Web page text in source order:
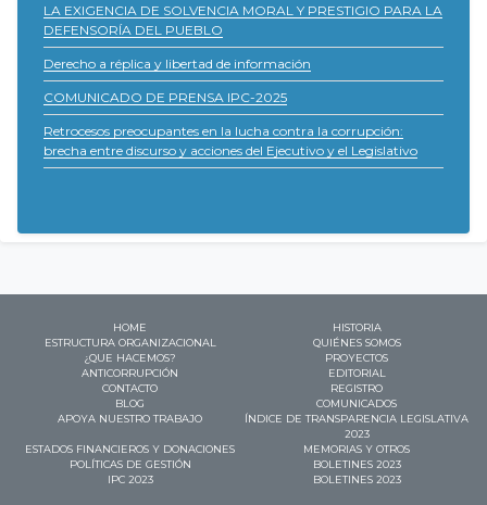
LA EXIGENCIA DE SOLVENCIA MORAL Y PRESTIGIO PARA LA
DEFENSORÍA DEL PUEBLO
Derecho a réplica y libertad de información
COMUNICADO DE PRENSA IPC-2025
Retrocesos preocupantes en la lucha contra la corrupción:
brecha entre discurso y acciones del Ejecutivo y el Legislativo
HOME
HISTORIA
ESTRUCTURA ORGANIZACIONAL
QUIÉNES SOMOS
¿QUE HACEMOS?
PROYECTOS
ANTICORRUPCIÓN
EDITORIAL
CONTACTO
REGISTRO
BLOG
COMUNICADOS
APOYA NUESTRO TRABAJO
ÍNDICE DE TRANSPARENCIA LEGISLATIVA
2023
ESTADOS FINANCIEROS Y DONACIONES
MEMORIAS Y OTROS
POLÍTICAS DE GESTIÓN
BOLETINES 2023
IPC 2023
BOLETINES 2023